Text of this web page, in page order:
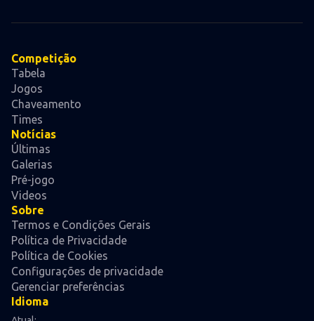
Competição
Tabela
Jogos
Chaveamento
Times
Notícias
Últimas
Galerias
Pré-jogo
Videos
Sobre
Termos e Condições Gerais
Política de Privacidade
Política de Cookies
Configurações de privacidade
Gerenciar preferências
Idioma